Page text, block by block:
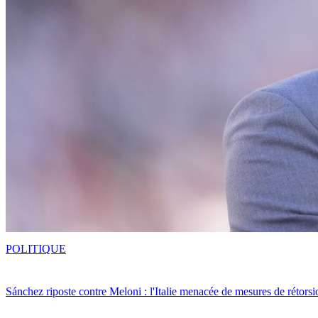
Sánchez riposte contre Meloni : l'Italie menacée de mesures de
POLITIQUE